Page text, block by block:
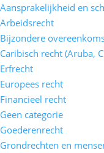
Aansprakelijkheid en
Arbeidsrecht
Bijzondere
Caribisch recht (Aruba,
Erfrecht
Europees recht
Financieel recht
Geen categorie
Goederenrecht
Grondrechten en